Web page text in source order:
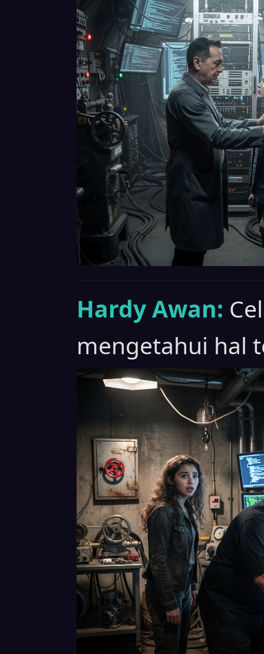
Hardy Awan:
mengetahui hal